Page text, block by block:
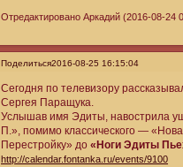
Отредактировано Аркадий (2016-08-24
Поделиться2016-08-25 16:15:04
Сегодня по телевизору
Сергея Паращука.
Услышав имя Эдиты, навострила
П.», помимо классического —
Перестройку» до«Ноги Эдиты
http://calendar.fontanka.ru/events/9100